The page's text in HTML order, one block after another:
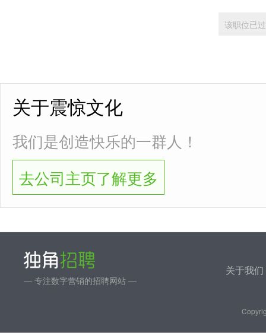
该职位已
关于震惊文化
我们是创造快乐的一群人！
去公司主页了解更多
— 专注数字营销的招聘网站 —
关于我们